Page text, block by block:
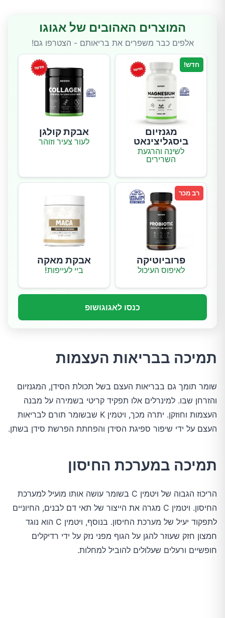
המוצרים האהובים של אגוגו
אלפים כבר משפרים את בריאותם - הצטרפו גם!
חדש!
מגנזיום
ביסגליצינאט
לשינה והרגעת
השרירים
אבקת קולגן
לעור צעיר וזוהר
רב מכר
פרוביוטיקה
לאיפוס העיכול
אבקת מאקה
ביי לעייפות!
כנסו לאגוגושופ
תמיכה בבריאות העצמות
שומר תומך גם בבריאות העצם בשל תכולת הסידן, המגנזיום
והזרחן שבו. למינרלים אלו תפקיד קריטי בשמירה על מבנה
העצמות וחוזקן. יתרה מכך, ויטמין K שבשומר תורם לבריאות
העצם על ידי שיפור ספיגת הסידן והפחתת הפרשת סידן בשתן.
תמיכה במערכת החיסון
הריכוז הגבוה של ויטמין C בשומר עושה אותו מועיל למערכת
החיסון. ויטמין C מגרה את הייצור של תאי דם לבנים, החיוניים
לתפקוד יעיל של מערכת החיסון. בנוסף, ויטמין C הוא נוגד
חמצון חזק שעוזר להגן על הגוף מפני נזק על ידי רדיקלים
חופשיים ורעלים שעלולים להוביל למחלות.